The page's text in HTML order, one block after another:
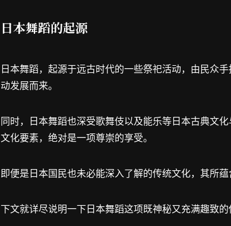
日本舞蹈的起源
日本舞蹈，起源于远古时代的一些祭祀活动，由民众
动发展而来。
同时，日本舞蹈也深受歌舞伎以及能乐等日本古典文
文化要素，绝对是一项尊崇的享受。
即便是日本国民也未必能深入了解的传统文化，其所
下文就详尽说明一下日本舞蹈这项既神秘又充满趣致的